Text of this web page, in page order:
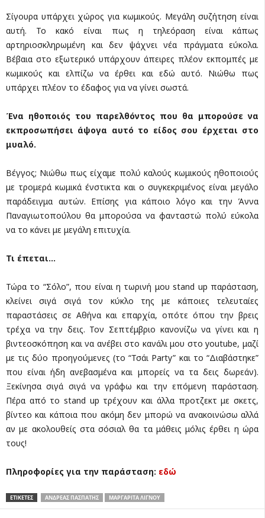
Σίγουρα υπάρχει χώρος για κωμικούς. Μεγάλη συζήτηση είναι
αυτή. Το κακό είναι πως η τηλεόραση είναι κάπως
αρτηριοσκληρωμένη και δεν ψάχνει νέα πράγματα εύκολα.
Βέβαια στο εξωτερικό υπάρχουν άπειρες πλέον εκπομπές με
κωμικούς και ελπίζω να έρθει και εδώ αυτό. Νιώθω πως
υπάρχει πλέον το έδαφος για να γίνει σωστά.
Ένα ηθοποιός του παρελθόντος που θα μπορούσε να
εκπροσωπήσει άψογα αυτό το είδος σου έρχεται στο
μυαλό.
Βέγγος; Νιώθω πως είχαμε πολύ καλούς κωμικούς ηθοποιούς
με τρομερά κωμικά ένστικτα και ο συγκεκριμένος είναι μεγάλο
παράδειγμα αυτών. Επίσης για κάποιο λόγο και την Άννα
Παναγιωτοπούλου θα μπορούσα να φανταστώ πολύ εύκολα
να το κάνει με μεγάλη επιτυχία.
Τι έπεται…
Τώρα το “Σόλο”, που είναι η τωρινή μου stand up παράσταση,
κλείνει σιγά σιγά τον κύκλο της με κάποιες τελευταίες
παραστάσεις σε Αθήνα και επαρχία, οπότε όπου την βρεις
τρέχα να την δεις. Τον Σεπτέμβριο κανονίζω να γίνει και η
βιντεοσκόπηση και να ανέβει στο κανάλι μου στο youtube, μαζί
με τις δύο προηγούμενες (το “Τσάι Party” και το “Διαβάστηκε”
που είναι ήδη ανεβασμένα και μπορείς να τα δεις δωρεάν).
Ξεκίνησα σιγά σιγά να γράφω και την επόμενη παράσταση.
Πέρα από το stand up τρέχουν και άλλα προτζεκτ με σκετς,
βίντεο και κάποια που ακόμη δεν μπορώ να ανακοινώσω αλλά
αν με ακολουθείς στα σόσιαλ θα τα μάθεις μόλις έρθει η ώρα
τους!
Πληροφορίες για την παράσταση: εδώ
ΕΤΙΚΕΤΕΣ ΑΝΔΡΈΑΣ ΠΑΣΠΆΤΗΣ ΜΑΡΓΑΡΊΤΑ ΛΙΓΝΟΎ